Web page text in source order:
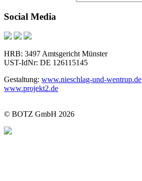
Social Media
HRB: 3497 Amtsgericht Münster
UST-IdNr: DE 126115145
Gestaltung: www.nieschlag-und-wentrup.de
www.projekt2.de
© BOTZ GmbH 2026